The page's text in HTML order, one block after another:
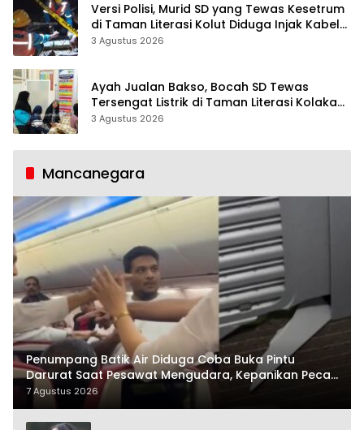
Versi Polisi, Murid SD yang Tewas Kesetrum
di Taman Literasi Kolut Diduga Injak Kabel
Beraliran Listrik
3 Agustus 2026
Ayah Jualan Bakso, Bocah SD Tewas
Tersengat Listrik di Taman Literasi Kolaka
Utara
3 Agustus 2026
Mancanegara
Penumpang Batik Air Diduga Coba Buka Pintu
Darurat Saat Pesawat Mengudara, Kepanikan Pecah
di Dalam Kabin
7 Agustus 2026